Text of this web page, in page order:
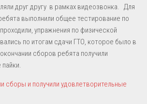
друг другу в рамках видеозвонка. Для
выполнили общее тестирование по
упражнения по физической
по итогам сдачи ГТО, которое было в
сборов ребята получили
сборы и получили удовлетворительные